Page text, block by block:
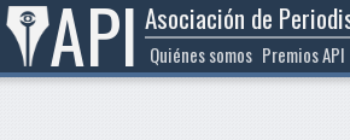
API Asociación de
Quiénes somos Premios API